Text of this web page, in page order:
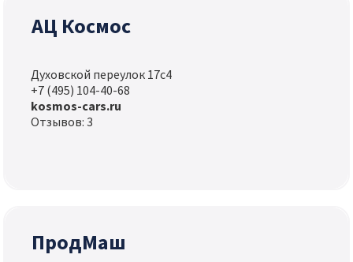
АЦ Космос
Духовской переулок 17с4
+7 (495) 104-40-68
kosmos-cars.ru
Отзывов: 3
ПродМаш